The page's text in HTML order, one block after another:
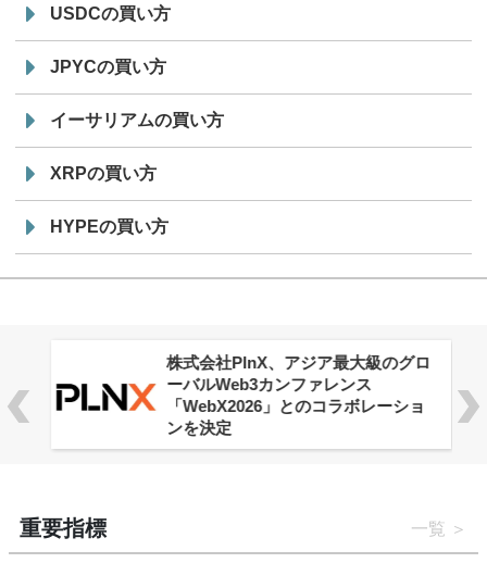
USDCの買い方
JPYCの買い方
イーサリアムの買い方
XRPの買い方
HYPEの買い方
株式会社PlnX、アジア最大級のグロ
ーバルWeb3カンファレンス
「WebX2026」とのコラボレーショ
ンを決定
重要指標 一覧